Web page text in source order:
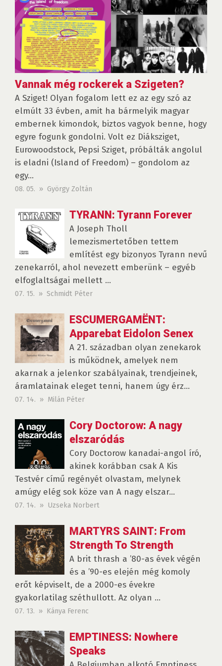
Vannak még rockerek a Szigeten?
A Sziget! Olyan fogalom lett ez az egy szó az
elmúlt 33 évben, amit ha bármelyik magyar
embernek kimondok, biztos vagyok benne, hogy
egyre fogunk gondolni. Volt ez Diáksziget,
Eurowoodstock, Pepsi Sziget, próbálták angolul
is eladni (Island of Freedom) – gondolom az
egy...
08. 05. » György Zoltán
TYRANN: Tyrann Forever
A Joseph Tholl
lemezismertetőben tettem
említést egy bizonyos Tyrann nevű
zenekarról, ahol nevezett emberünk – egyéb
elfoglaltságai mellett ...
07. 15. » Schmidt Péter
ESCUMERGAMËNT:
Apparebat Eidolon Senex
A 21. században olyan zenekarok
is működnek, amelyek nem
akarnak a jelenkor szabályainak, trendjeinek,
áramlatainak eleget tenni, hanem úgy érz...
07. 14. » Milán Péter
Cory Doctorow: A ​nagy
elszaródás
Cory Doctorow kanadai-angol író,
akinek korábban csak A Kis
Testvér című regényét olvastam, melynek
amúgy elég sok köze van A nagy elszar...
07. 14. » Uzseka Norbert
MARTYRS SAINT: From
Strength To Strength
A brit thrash a ’80-as évek végén
és a ’90-es elején még komoly
erőt képviselt, de a 2000-es évekre
gyakorlatilag széthullott. Az olyan ...
07. 13. » Kánya Ferenc
EMPTINESS: Nowhere
Speaks